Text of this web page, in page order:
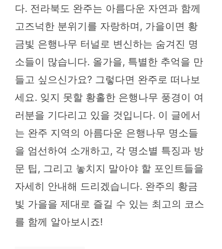
다. 전라북도 완주는 아름다운 자연과 함께
고즈넉한 분위기를 자랑하며, 가을이면 황
금빛 은행나무 터널로 변신하는 숨겨진 명
소들이 많습니다. 올가을, 특별한 추억을 만
들고 싶으신가요? 그렇다면 완주로 떠나보
세요. 잊지 못할 황홀한 은행나무 풍경이 여
러분을 기다리고 있을 것입니다. 이 글에서
는 완주 지역의 아름다운 은행나무 명소들
을 엄선하여 소개하고, 각 명소별 특징과 방
문 팁, 그리고 놓치지 말아야 할 포인트들을
자세히 안내해 드리겠습니다. 완주의 황금
빛 가을을 제대로 즐길 수 있는 최고의 코스
를 함께 알아보시죠!